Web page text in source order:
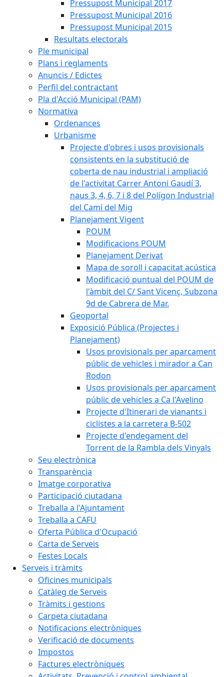
Pressupost Municipal 2017
Pressupost Municipal 2016
Pressupost Municipal 2015
Resultats electorals
Ple municipal
Plans i reglaments
Anuncis / Edictes
Perfil del contractant
Pla d'Acció Municipal (PAM)
Normativa
Ordenances
Urbanisme
Projecte d'obres i usos provisionals
consistents en la substitució de
coberta de nau industrial i ampliació
de l'activitat Carrer Antoni Gaudí 3,
naus 3, 4, 6, 7 i 8 del Polígon Industrial
del Camí del Mig
Planejament Vigent
POUM
Modificacions POUM
Planejament Derivat
Mapa de soroll i capacitat acústica
Modificació puntual del POUM de
l'àmbit del C/ Sant Vicenç, Subzona
9d de Cabrera de Mar.
Geoportal
Exposició Pública (Projectes i
Planejament)
Usos provisionals per aparcament
públic de vehicles i mirador a Can
Rodon
Usos provisionals per aparcament
públic de vehicles a Ca l'Avelino
Projecte d'Itinerari de vianants i
ciclistes a la carretera B-502
Projecte d'endegament del
Torrent de la Rambla dels Vinyals
Seu electrònica
Transparència
Imatge corporativa
Participació ciutadana
Treballa a l'Ajuntament
Treballa a CAFU
Oferta Pública d'Ocupació
Carta de Serveis
Festes Locals
Serveis i tràmits
Oficines municipals
Catàleg de Serveis
Tràmits i gestions
Carpeta ciutadana
Notificacions electròniques
Verificació de documents
Impostos
Factures electròniques